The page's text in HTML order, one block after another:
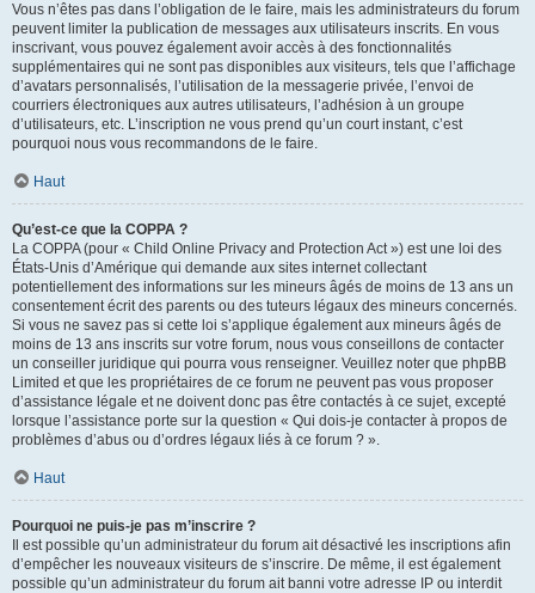
Vous n’êtes pas dans l’obligation de le faire, mais les administrateurs du forum
peuvent limiter la publication de messages aux utilisateurs inscrits. En vous
inscrivant, vous pouvez également avoir accès à des fonctionnalités
supplémentaires qui ne sont pas disponibles aux visiteurs, tels que l’affichage
d’avatars personnalisés, l’utilisation de la messagerie privée, l’envoi de
courriers électroniques aux autres utilisateurs, l’adhésion à un groupe
d’utilisateurs, etc. L’inscription ne vous prend qu’un court instant, c’est
pourquoi nous vous recommandons de le faire.
Haut
Qu’est-ce que la COPPA ?
La COPPA (pour « Child Online Privacy and Protection Act ») est une loi des
États-Unis d’Amérique qui demande aux sites internet collectant
potentiellement des informations sur les mineurs âgés de moins de 13 ans un
consentement écrit des parents ou des tuteurs légaux des mineurs concernés.
Si vous ne savez pas si cette loi s’applique également aux mineurs âgés de
moins de 13 ans inscrits sur votre forum, nous vous conseillons de contacter
un conseiller juridique qui pourra vous renseigner. Veuillez noter que phpBB
Limited et que les propriétaires de ce forum ne peuvent pas vous proposer
d’assistance légale et ne doivent donc pas être contactés à ce sujet, excepté
lorsque l’assistance porte sur la question « Qui dois-je contacter à propos de
problèmes d’abus ou d’ordres légaux liés à ce forum ? ».
Haut
Pourquoi ne puis-je pas m’inscrire ?
Il est possible qu’un administrateur du forum ait désactivé les inscriptions afin
d’empêcher les nouveaux visiteurs de s’inscrire. De même, il est également
possible qu’un administrateur du forum ait banni votre adresse IP ou interdit